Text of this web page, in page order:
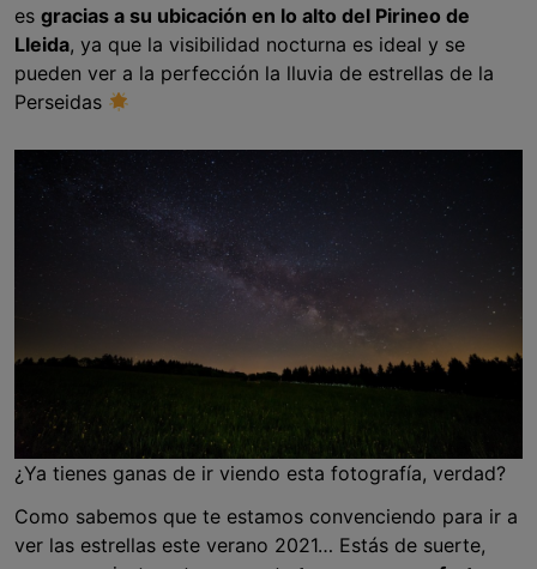
es gracias a su ubicación en lo alto del Pirineo de
Lleida, ya que la visibilidad nocturna es ideal y se
pueden ver a la perfección la lluvia de estrellas de la
Perseidas
¿Ya tienes ganas de ir viendo esta fotografía, verdad?
Como sabemos que te estamos convenciendo para ir a
ver las estrellas este verano 2021… Estás de suerte,